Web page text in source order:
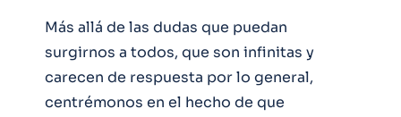
Más allá de las dudas que puedan
surgirnos a todos, que son infinitas y
carecen de respuesta por lo general,
centrémonos en el hecho de que